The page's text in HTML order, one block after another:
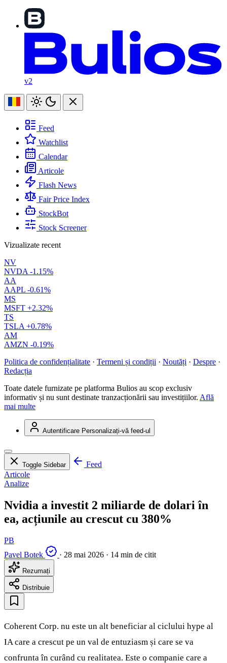
v2
Feed
Watchlist
Calendar
Articole
Flash News
Fair Price Index
StockBot
Stock Screener
Vizualizate recent
NV
NVDA -1.15%
AA
AAPL -0.61%
MS
MSFT +2.32%
TS
TSLA +0.78%
AM
AMZN -0.19%
Politica de confidențialitate · Termeni și condiții · Noutăți · Despre ·
Redacția
Toate datele furnizate pe platforma Bulios au scop exclusiv
informativ și nu sunt destinate tranzacționării sau investițiilor. Află
mai multe
Autentificare Personalizați-vă feed-ul
Toggle Sidebar
Feed
Articole
Analize
Nvidia a investit 2 miliarde de dolari în
ea, acțiunile au crescut cu 380%
PB
Pavel Botek
· 28 mai 2026 · 14 min de citit
Rezumați
Distribuie
Coherent Corp. nu este un alt beneficiar al ciclului hype al
IA care a crescut pe un val de entuziasm și care se va
confrunta în curând cu realitatea. Este o companie care a